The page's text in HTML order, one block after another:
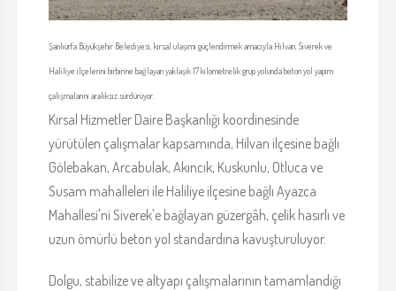
Şanlıurfa Büyükşehir Belediyesi, kırsal ulaşımı güçlendirmek amacıyla Hilvan, Siverek ve
Haliliye ilçelerini birbirine bağlayan yaklaşık 17 kilometrelik grup yolunda beton yol yapım
çalışmalarını aralıksız sürdürüyor.
Kırsal Hizmetler Daire Başkanlığı koordinesinde
yürütülen çalışmalar kapsamında, Hilvan ilçesine bağlı
Gölebakan, Arcabulak, Akıncık, Kuskunlu, Otluca ve
Susam mahalleleri ile Haliliye ilçesine bağlı Ayazca
Mahallesi'ni Siverek'e bağlayan güzergâh, çelik hasırlı ve
uzun ömürlü beton yol standardına kavuşturuluyor.
Dolgu, stabilize ve altyapı çalışmalarının tamamlandığı